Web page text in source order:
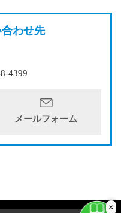
わせ先
4399
メールフォーム
×